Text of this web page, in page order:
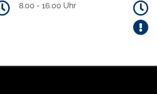
8.00 - 16.00 Uhr